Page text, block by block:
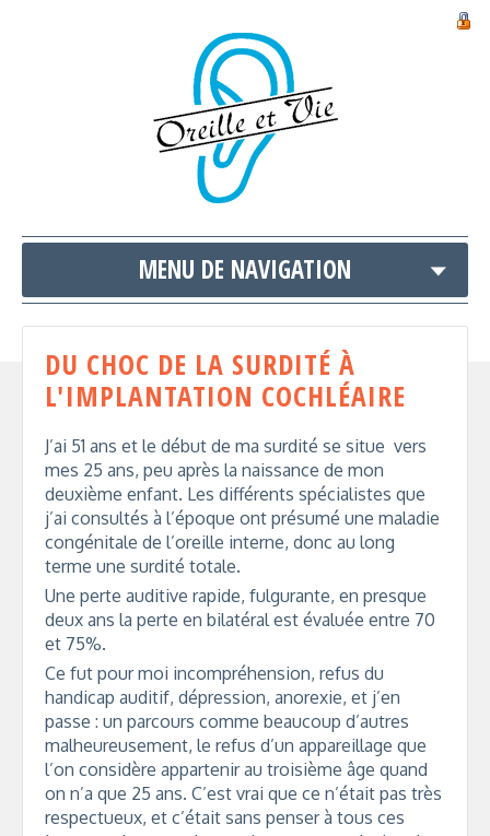
MENU DE NAVIGATION
DU CHOC DE LA SURDITÉ À
L'IMPLANTATION COCHLÉAIRE
J’ai 51 ans et le début de ma surdité se situe vers
mes 25 ans, peu après la naissance de mon
deuxième enfant. Les différents spécialistes que
j’ai consultés à l’époque ont présumé une maladie
congénitale de l’oreille interne, donc au long
terme une surdité totale.
Une perte auditive rapide, fulgurante, en presque
deux ans la perte en bilatéral est évaluée entre 70
et 75%.
Ce fut pour moi incompréhension, refus du
handicap auditif, dépression, anorexie, et j’en
passe : un parcours comme beaucoup d’autres
malheureusement, le refus d’un appareillage que
l’on considère appartenir au troisième âge quand
on n’a que 25 ans. C’est vrai que ce n’était pas très
respectueux, et c’était sans penser à tous ces